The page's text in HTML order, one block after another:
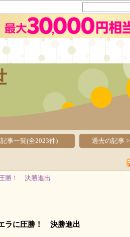
事一覧(全2023件) 過去の記事 >
圧勝！ 決勝進出
ラに圧勝！ 決勝進出